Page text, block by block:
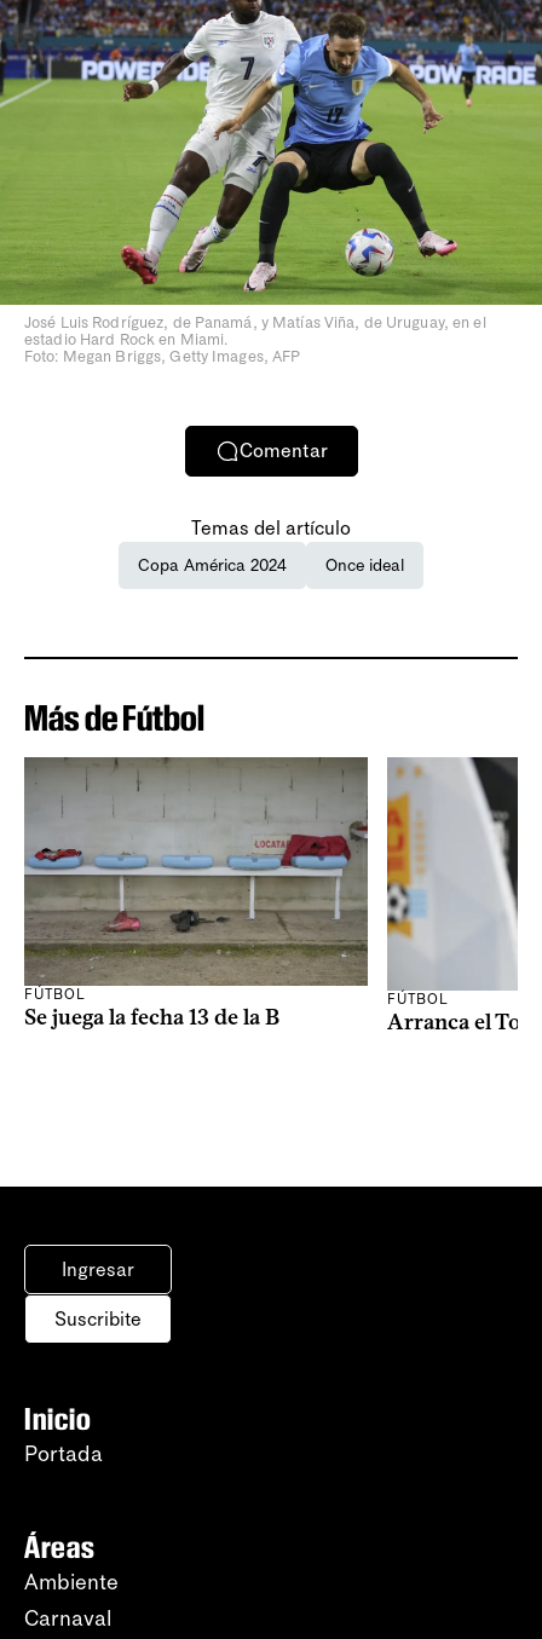
José Luis Rodríguez, de Panamá, y Matías Viña, de Uruguay, en el
estadio Hard Rock en Miami.
Foto: Megan Briggs, Getty Images, AFP
Comentar
Temas del artículo
Copa América 2024 Once ideal
Más de Fútbol
FÚTBOL
Se juega la fecha 13 de la B
FÚTBOL
Arranca el
Ingresar
Suscribite
Inicio
Portada
Áreas
Ambiente
Carnaval